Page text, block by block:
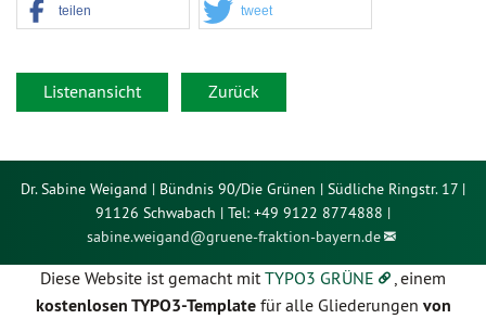
teilen tweet
Listenansicht Zurück
Dr. Sabine Weigand | Bündnis 90/Die Grünen | Südliche Ringstr. 17 |
91126 Schwabach | Tel: +49 9122 8774888 |
sabine.weigand@gruene-fraktion-bayern.de
Diese Website ist gemacht mitTYPO3 GRÜNE , einem
kostenlosen TYPO3-Templatefür alle Gliederungen von